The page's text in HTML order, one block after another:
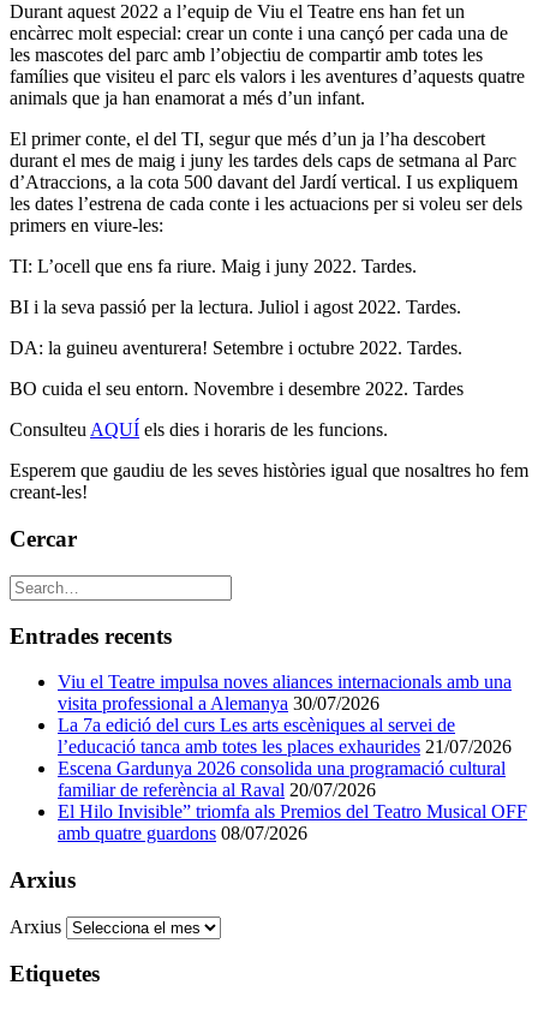
Durant aquest 2022 a l’equip de Viu el Teatre ens han fet un
encàrrec molt especial: crear un conte i una cançó per cada una de
les mascotes del parc amb l’objectiu de compartir amb totes les
famílies que visiteu el parc els valors i les aventures d’aquests quatre
animals que ja han enamorat a més d’un infant.
El primer conte, el del TI, segur que més d’un ja l’ha descobert
durant el mes de maig i juny les tardes dels caps de setmana al Parc
d’Atraccions, a la cota 500 davant del Jardí vertical. I us expliquem
les dates l’estrena de cada conte i les actuacions per si voleu ser dels
primers en viure-les:
TI: L’ocell que ens fa riure. Maig i juny 2022. Tardes.
BI i la seva passió per la lectura. Juliol i agost 2022. Tardes.
DA: la guineu aventurera! Setembre i octubre 2022. Tardes.
BO cuida el seu entorn. Novembre i desembre 2022. Tardes
ConsulteuAQUÍ els dies i horaris de les funcions.
Esperem que gaudiu de les seves històries igual que nosaltres ho fem
creant-les!
Cercar
Entrades recents
Viu el Teatre impulsa noves aliances internacionals amb una
visita professional a Alemanya 30/07/2026
La 7a edició del curs Les arts escèniques al servei de
l’educació tanca amb totes les places exhaurides 21/07/2026
Escena Gardunya 2026 consolida una programació cultural
familiar de referència al Raval 20/07/2026
El Hilo Invisible” triomfa als Premios del Teatro Musical OFF
amb quatre guardons 08/07/2026
Arxius
Arxius
Etiquetes